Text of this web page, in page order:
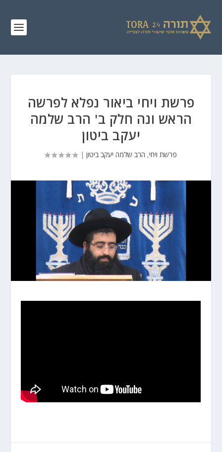
פרשת ויחי ביאור נפלא לפרשה
הראש ונה חלק ב' הרב שלמה
יעקב ביטון
פרשת ויחי, הרב שלמה יעקב ביטון |